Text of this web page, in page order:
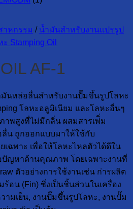
าหกรรม / น้ำมันสำหรับงานแปรรูป
Stamping Oil
AF-1
มันหล่อลื่นสำหรับงานปั๊มขึ้นรูปโลหะ
โลหะอลูมิเนียม และโลหะอื่นๆ
พสูงที่ไม่มีกลิ่น ผสมสารเพ่ิ่ม
น ถูกออกแบบมาให้ใช้กับ
เฉพาะ เพื่อให้โลหะไหลตัวได้ดีใน
ญหาด้านคุณภาพ โดยเฉพาะงานที่
ตัวอย่างการใช้งานเช่น ก่ารผลิต
อน (Fin) ซึ่งเป็นชิ้นส่วนในเครื่อง
ามเย็น, งานปั๊มขึ้นรูปโลหะ, งานปั๊ม